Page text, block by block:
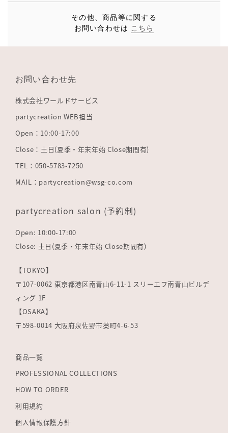
その他、商品等に関する
お問い合わせは こちら
お問い合わせ先
株式会社ワールドサービス
partycreation WEB担当
Open：10:00-17:00
Close：土日(夏季・年末年始 Close期間有)
TEL：050-5783-7250
MAIL：partycreation@wsg-co.com
partycreation salon (予約制)
Open: 10:00-17:00
Close: 土日(夏季・年末年始 Close期間有)
【TOKYO】
〒107-0062 東京都港区南青山6-11-1 スリーエフ南青山ビルデ
ィング 1F
【OSAKA】
〒598-0014 大阪府泉佐野市葵町4-6-53
商品一覧
PROFESSIONAL COLLECTIONS
HOW TO ORDER
利用規約
個人情報保護方針